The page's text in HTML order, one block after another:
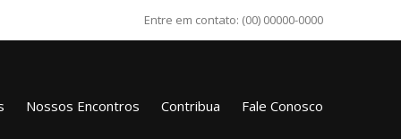
Entre em contato: (00) 00000-0000
Nossos Encontros Contribua Fale Conosco